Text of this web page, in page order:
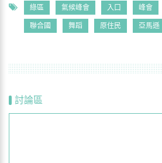
綠區 氣候峰會 入口 峰會
聯合國 舞蹈 原住民 亞馬遜
討論區